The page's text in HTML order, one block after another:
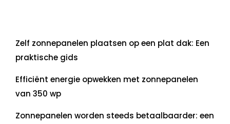
Zelf zonnepanelen plaatsen op een plat dak: Een
praktische gids
Efficiënt energie opwekken met zonnepanelen
van 350 wp
Zonnepanelen worden steeds betaalbaarder: een